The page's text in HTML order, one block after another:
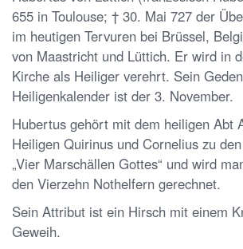
655 in Toulouse; † 30. Mai 727 der
im heutigen Tervuren bei Brüssel,
von Maastricht und Lüttich. Er wird in
Kirche als Heiliger verehrt. Sein
Heiligenkalender ist der 3. November.
Hubertus gehört mit dem heiligen Abt
Heiligen Quirinus und Cornelius zu
„Vier Marschällen Gottes“ und wird
den Vierzehn Nothelfern gerechnet.
Sein Attribut ist ein Hirsch mit einem
Geweih.